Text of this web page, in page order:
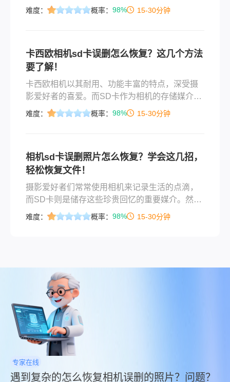
拍摄的照片，记录着生活中的点点滴滴。然而，
方法。
难度： 概率： 98% 15-30分钟
卡西欧相机sd卡误删怎么恢复？这几个方法
要了解！
卡西欧相机以其耐用、功能丰富的特点，深受摄
影爱好者的喜爱。而SD卡作为相机的存储媒介，
常常用于长时间拍摄或大量存储照片。那么卡西
难度： 概率： 98% 15-30分钟
相机sd卡误删照片怎么恢复？学会这几招，
轻松恢复文件！
​摄影爱好者们常常使用相机来记录生活的点滴，
而SD卡则是储存这些珍贵回忆的重要媒介。然
而，有时候我们可能会不小心误删SD卡上的照
难度： 概率： 98% 15-30分钟
专家在线
遇到复杂的怎么恢复相机误删的照片？问题？